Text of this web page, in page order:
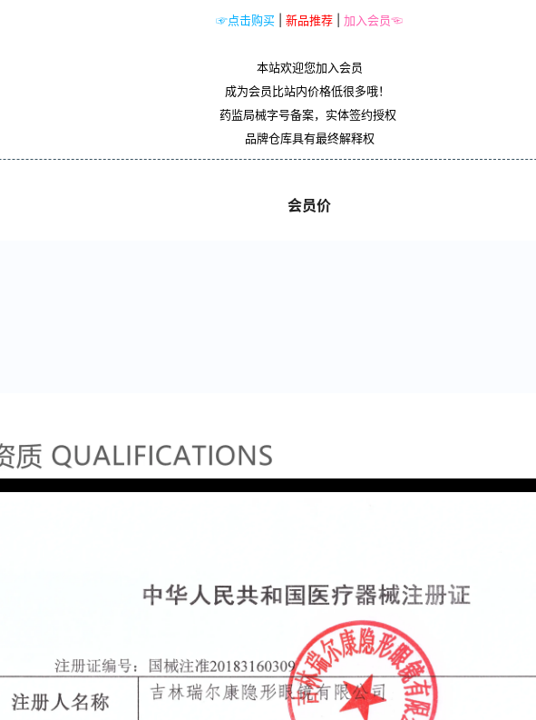
☞点击购买 新品推荐 加入会员☜
本站欢迎您加入会员
成为会员比站内价格低很多哦！
药监局械字号备案，实体签约授权
品牌仓库具有最终解释权
会员价